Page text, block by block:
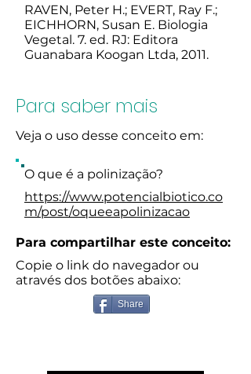
RAVEN, Peter H.; EVERT, Ray F.;
EICHHORN, Susan E. Biologia
Vegetal. 7. ed. RJ: Editora
Guanabara Koogan Ltda, 2011.
Para saber mais
Veja o uso desse conceito em:
O que é a polinização?
https://www.potencialbiotico.co
m/post/oqueeapolinizacao
Para compartilhar este conceito:
Copie o link do navegador ou
através dos botões abaixo:
Share